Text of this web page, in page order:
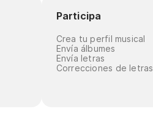
Participa
Crea tu perfil musical
Envía álbumes
Envía letras
Correcciones de letras